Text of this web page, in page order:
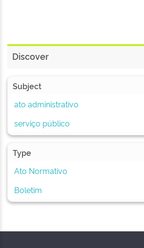
Discover
Subject
ato administrativo
serviço público
Type
Ato Normativo
Boletim